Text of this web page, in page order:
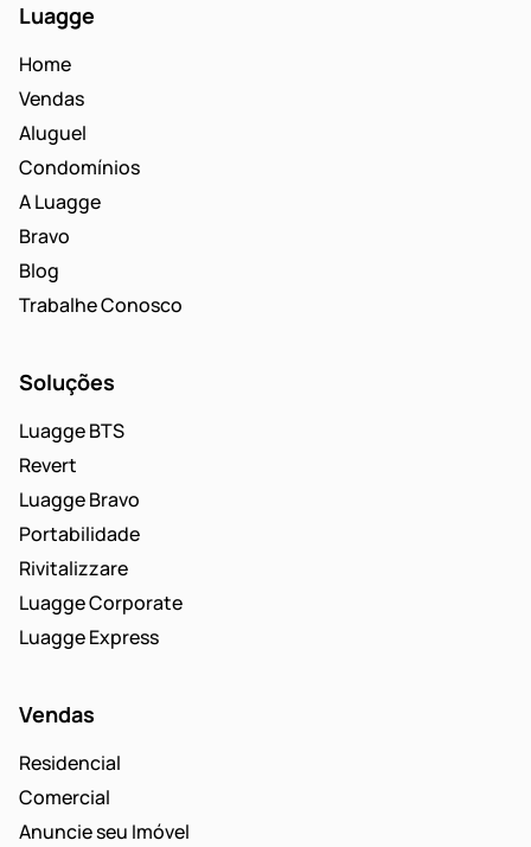
Luagge
Home
Vendas
Aluguel
Condomínios
A Luagge
Bravo
Blog
Trabalhe Conosco
Soluções
Luagge BTS
Revert
Luagge Bravo
Portabilidade
Rivitalizzare
Luagge Corporate
Luagge Express
Vendas
Residencial
Comercial
Anuncie seu Imóvel